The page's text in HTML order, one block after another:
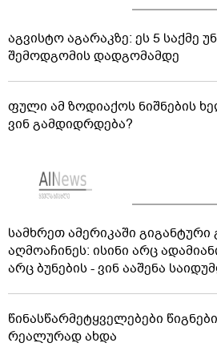
აგვისტო აგარაკზე: ეს 5 საქმე
შემოდგომის დადგომამდე
ფული ამ ზოდიაქოს ნიშნების
ვინ გამდიდრდება?
სამხრეთ ამერიკაში გიგანტური
აღმოაჩინეს: ისინი არც
არც ბუნების - ვინ ააშენა
წინასწარმეტყველებები
რეალურად ახდა